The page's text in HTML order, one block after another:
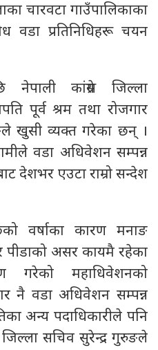
चारवटा गाउँपालिकाका
वडा प्रतिनिधिहरू चयन
नेपाली कांग्रेस जिल्ला
पूर्व श्रम तथा रोजगार
खुसी व्यक्त गरेका छन् ।
वडा अधिवेशन सम्पन्न
देशभर एउटा राम्रो सन्देश
वर्षाका कारण मनाङ
पीडाको असर कायमै रहेका
गरेको महाधिवेशनको
नै वडा अधिवेशन सम्पन्न
अन्य पदाधिकारीले पनि
सचिव सुरेन्द्र गुरुङले